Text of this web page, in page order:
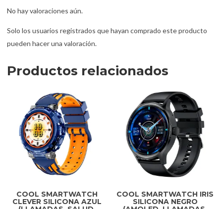
No hay valoraciones aún.
Solo los usuarios registrados que hayan comprado este producto
pueden hacer una valoración.
Productos relacionados
COOL SMARTWATCH
CLEVER SILICONA AZUL
COOL SMARTWATCH IRIS
SILICONA NEGRO